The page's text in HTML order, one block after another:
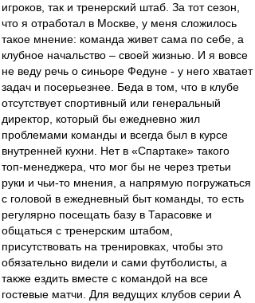
игроков, так и тренерский штаб. За тот сезон,
что я отработал в Москве, у меня сложилось
такое мнение: команда живет сама по себе, а
клубное начальство – своей жизнью. И я вовсе
не веду речь о синьоре Федуне - у него хватает
задач и посерьезнее. Беда в том, что в клубе
отсутствует спортивный или генеральный
директор, который бы ежедневно жил
проблемами команды и всегда был в курсе
внутренней кухни. Нет в «Спартаке» такого
топ-менеджера, что мог бы не через третьи
руки и чьи-то мнения, а напрямую погружаться
с головой в ежедневный быт команды, то есть
регулярно посещать базу в Тарасовке и
общаться с тренерским штабом,
присутствовать на тренировках, чтобы это
обязательно видели и сами футболисты, а
также ездить вместе с командой на все
гостевые матчи. Для ведущих клубов серии А